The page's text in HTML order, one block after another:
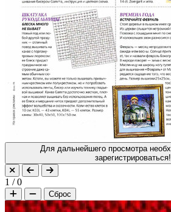
Для дальнейшего просмотра необходимо войти или
зарегистрироваться!
1 /0
Сброс